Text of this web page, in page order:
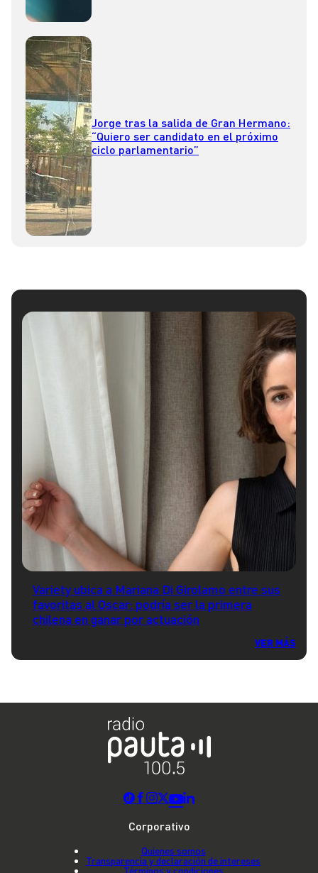
Jorge tras la salida de Gran Hermano:
“Quiero ser candidato en el próximo
ciclo parlamentario”
Variety ubica a Mariana Di Girolamo entre sus
favoritas al Oscar: podría ser la primera
chilena en ganar por actuación
VER MÁS
Corporativo
Quienes somos
Transparencia y declaración de intereses
Términos y condiciones